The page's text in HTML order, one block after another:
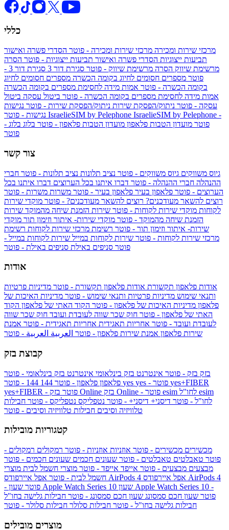
כללי
מרכזי שירות ומכירה מרכזי שירות ומכירה - פוטר הסדרי פשרה ואישור
תביעות ייצוגיות הסדרי פשרה ואישור תביעות ייצוגיות - פוטר הסרה
מרשימת שיווק הסרה מרשימת שיווק - פוטר סגירת דור 3
סגירת דור 3 -
פוטר מספרים חסומים לחיוג בקומה הכשרה מספרים חסומים לחיוג
בקומה הכשרה - פוטר אמות מידה לחסימת מספרים בקומה הכשרה
אמות מידה לחסימת מספרים בקומה הכשרה - פוטר ביטול עסקה ביטול
עסקה - פוטר ניתוק/הפסקת שירות ניתוק/הפסקת שירות - פוטר נגישות
IsraelieSIM by Pelephone IsraelieSIM by Pelephone -
פוטר מועדון הטבות פלאפון מועדון הטבות פלאפון - פוטר בלוג בלוג -
פוטר
צור קשר
גיוס משווקים גיוס משווקים - פוטר נציב תלונות נציב תלונות - פוטר חברי
ההנהלה חברי ההנהלה - פוטר דברו איתנו בכל הערוצים דברו איתנו בכל
הערוצים - פוטר פלאפון בעיר פלאפון בעיר - פוטר משרות משרות - פוטר
רוצים להשאר מעודכנים? רוצים להשאר מעודכנים? - פוטר מוקדי שירות
לקוחות מוקדי שירות לקוחות - פוטר שירות הזמנת שיחה מהמוקד שירות
הזמנת שיחה מהמוקד - פוטר מוקדי שירות- איתור וזימון תור מוקדי
שירות- איתור וזימון תור - פוטר רשימת מרכזי שירות לקוחות רשימת
מרכזי שירות לקוחות - פוטר שירות לקוחות במייל שירות לקוחות במייל -
פוטר סניפים באילת סניפים באילת - פוטר
אודות
אודות פלאפון תקשורת אודות פלאפון תקשורת - פוטר מדיניות פרטיות
ותנאי שימוש מדיניות פרטיות ותנאי שימוש - פוטר מדיניות האיכות של
פלאפון מדיניות האיכות של פלאפון - פוטר הקוד האתי של פלאפון הקוד
האתי של פלאפון - פוטר חוק שכר שווה לעובדת ועובד חוק שכר שווה
לעובדת ועובד - פוטר אחריות תאגידית אחריות תאגידית - פוטר אמנת
שירות פלאפון אמנת שירות פלאפון - פוטר العربية العربية - פוטר
קבוצת בזק
בזק בזק - פוטר אינטרנט בזק בינלאומי אינטרנט בזק בינלאומי - פוטר
פלאפון פלאפון - פוטר 144 yes
yes+FIBER
yes+FIBER - פוטר בזק Online
esim
לחו"ל - פוטר דיסני+ דיסני+ - פוטר נטפליקס נטפליקס - פוטר חבילות
טלוויזיה וסיבים חבילות טלוויזיה וסיבים - פוטר
קטגוריות מובילות
מכשירים מכשירים - פוטר אוזניות אוזניות - פוטר רמקולים רמקולים -
פוטר טאבלטים טאבלטים - פוטר שעונים חכמים שעונים חכמים - פוטר
מבצעים מבצעים - פוטר אייפד אייפד - פוטר מוצרי חשמל לבית מוצרי
חשמל לבית - פוטר אפל איירפודס AirPods 4 אפל איירפודס AirPods 4
- פוטר שעון Apple Watch Series 10 שעון Apple Watch Series 10 -
פוטר שעון חכם סמסונג שעון חכם סמסונג - פוטר חבילות גלישה בחו"ל
חבילות גלישה בחו"ל - פוטר חבילות סלולר חבילות סלולר - פוטר
מוצרים מובילים